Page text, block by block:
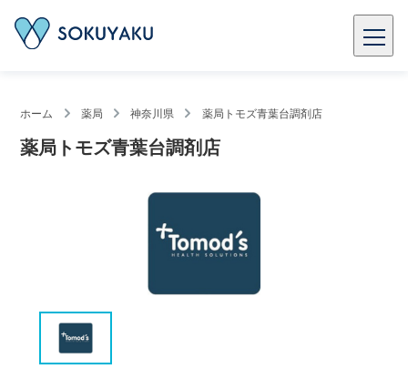
ホーム 薬局 神奈川県 薬局トモズ青葉台調剤店
薬局トモズ青葉台調剤店